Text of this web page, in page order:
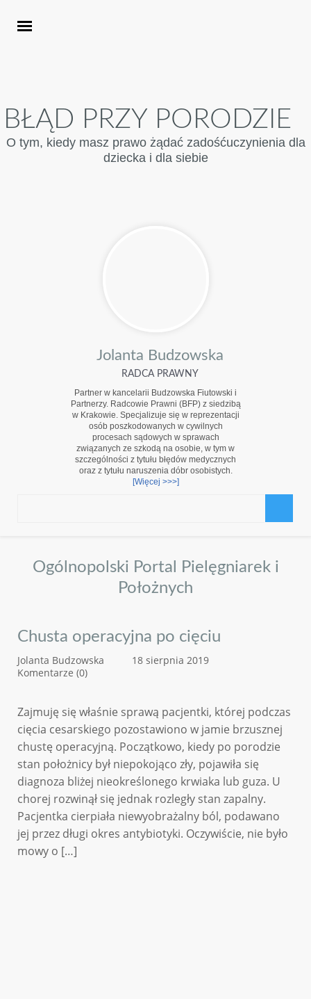
BŁĄD PRZY PORODZIE
O tym, kiedy masz prawo żądać zadośćuczynienia dla
dziecka i dla siebie
Jolanta Budzowska
RADCA PRAWNY
Partner w kancelarii Budzowska Fiutowski i
Partnerzy. Radcowie Prawni (BFP) z siedzibą
w Krakowie. Specjalizuje się w reprezentacji
osób poszkodowanych w cywilnych
procesach sądowych w sprawach
związanych ze szkodą na osobie, w tym w
szczególności z tytułu błędów medycznych
oraz z tytułu naruszenia dóbr osobistych.
[Więcej >>>]
Ogólnopolski Portal Pielęgniarek i
Położnych
Chusta operacyjna po cięciu
Jolanta Budzowska
18 sierpnia 2019
Komentarze (0)
Zajmuję się właśnie sprawą pacjentki, której podczas
cięcia cesarskiego pozostawiono w jamie brzusznej
chustę operacyjną. Początkowo, kiedy po porodzie
stan położnicy był niepokojąco zły, pojawiła się
diagnoza bliżej nieokreślonego krwiaka lub guza. U
chorej rozwinął się jednak rozległy stan zapalny.
Pacjentka cierpiała niewyobrażalny ból, podawano
jej przez długi okres antybiotyki. Oczywiście, nie było
mowy o […]